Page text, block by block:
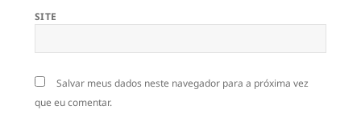
SITE
Salvar meus dados neste navegador para a próxima vez
que eu comentar.